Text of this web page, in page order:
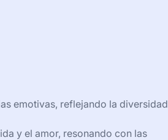
emotivas, reflejando la diversidad
y el amor, resonando con las